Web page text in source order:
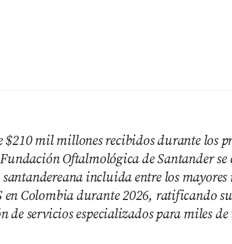
$210 mil millones recibidos durante los
Oftalmológica de Santander
incluida entre los mayores
en Colombia durante 2026, ratificando
de servicios especializados para miles